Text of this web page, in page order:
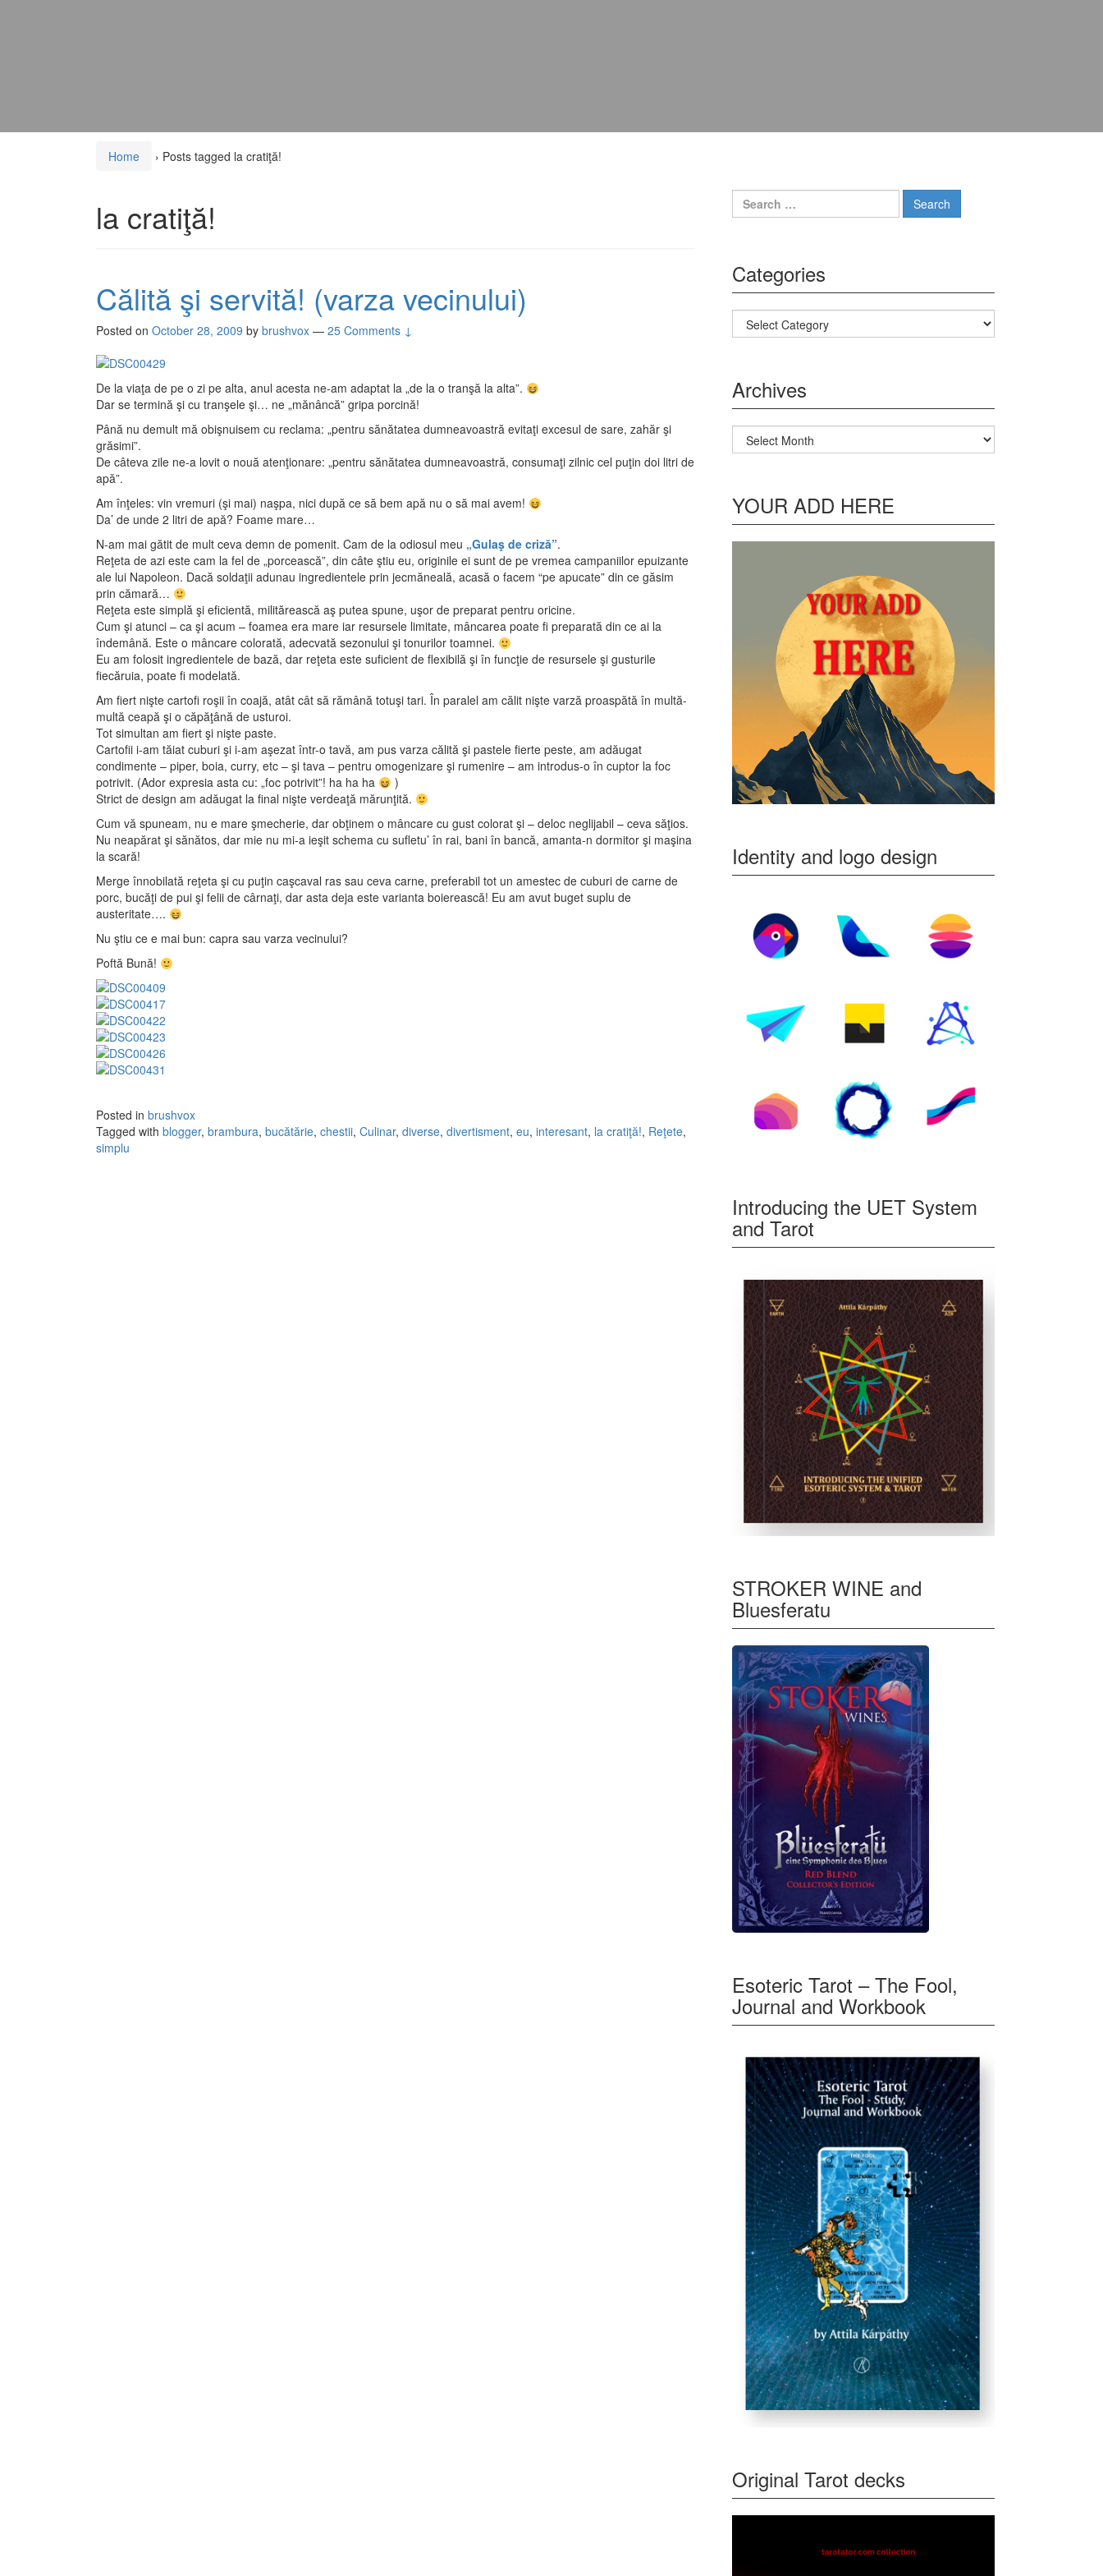
Home › Posts tagged la cratiţă!
la cratiţă!
Călită şi servită! (varza vecinului)
Posted on October 28, 2009 by brushvox — 25 Comments ↓
De la viaţa de pe o zi pe alta, anul acesta ne-am adaptat la „de la o tranşă la alta”.
Dar se termină şi cu tranşele şi… ne „mănâncă” gripa porcină!
Până nu demult mă obişnuisem cu reclama: „pentru sănătatea dumneavoastră evitaţi excesul de sare, zahăr şi
grăsimi”.
De câteva zile ne-a lovit o nouă atenţionare: „pentru sănătatea dumneavoastră, consumaţi zilnic cel puţin doi litri de
apă”.
Am înţeles: vin vremuri (şi mai) naşpa, nici după ce să bem apă nu o să mai avem!
Da’ de unde 2 litri de apă? Foame mare…
N-am mai gătit de mult ceva demn de pomenit. Cam de la odiosul meu „Gulaş de criză”.
Reţeta de azi este cam la fel de „porcească”, din câte ştiu eu, originile ei sunt de pe vremea campaniilor epuizante
ale lui Napoleon. Dacă soldaţii adunau ingredientele prin jecmăneală, acasă o facem “pe apucate” din ce găsim
prin cămară…
Reţeta este simplă şi eficientă, militărească aş putea spune, uşor de preparat pentru oricine.
Cum şi atunci – ca şi acum – foamea era mare iar resursele limitate, mâncarea poate fi preparată din ce ai la
îndemână. Este o mâncare colorată, adecvată sezonului şi tonurilor toamnei.
Eu am folosit ingredientele de bază, dar reţeta este suficient de flexibilă şi în funcţie de resursele şi gusturile
fiecăruia, poate fi modelată.
Am fiert nişte cartofi roşii în coajă, atât cât să rămână totuşi tari. În paralel am călit nişte varză proaspătă în multă-
multă ceapă şi o căpăţână de usturoi.
Tot simultan am fiert şi nişte paste.
Cartofii i-am tăiat cuburi şi i-am aşezat într-o tavă, am pus varza călită şi pastele fierte peste, am adăugat
condimente – piper, boia, curry, etc – şi tava – pentru omogenizare şi rumenire – am introdus-o în cuptor la foc
potrivit. (Ador expresia asta cu: „foc potrivit”! ha ha ha
)
Strict de design am adăugat la final nişte verdeaţă mărunţită.
Cum vă spuneam, nu e mare şmecherie, dar obţinem o mâncare cu gust colorat şi – deloc neglijabil – ceva săţios.
Nu neapărat şi sănătos, dar mie nu mi-a ieşit schema cu sufletu’ în rai, bani în bancă, amanta-n dormitor şi maşina
la scară!
Merge înnobilată reţeta şi cu puţin caşcaval ras sau ceva carne, preferabil tot un amestec de cuburi de carne de
porc, bucăţi de pui şi felii de cârnaţi, dar asta deja este varianta boierească! Eu am avut buget suplu de
austeritate….
Nu ştiu ce e mai bun: capra sau varza vecinului?
Poftă Bună!
Posted in brushvox
Tagged with blogger, brambura, bucătărie, chestii, Culinar, diverse, divertisment, eu, interesant, la cratiţă!, Reţete,
simplu
Search for:
Categories
Categories
Archives
Archives
YOUR ADD HERE
Identity and logo design
Introducing the UET System
and Tarot
STROKER WINE and
Bluesferatu
Esoteric Tarot – The Fool,
Journal and Workbook
Original Tarot decks